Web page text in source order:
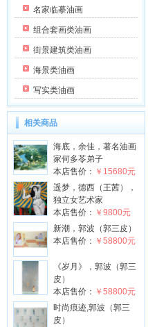
名家临摹油画
组合套画类油画
街景建筑类油画
海景类油画
写实类油画
相关商品
海底，余佳，著名油画
家何多苓弟子
本店售价： ￥15680元
遥梦，德西（王茜），
独立女艺术家
本店售价： ￥9800元
新潮，郭波（郭三皮）
本店售价： ￥58800元
《岁月》，郭波（郭三
皮）
本店售价： ￥58800元
时尚痕迹,郭波（郭三
皮）